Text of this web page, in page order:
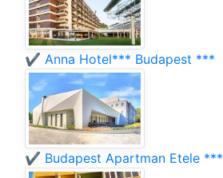
✔️ Anna Hotel*** Budapest ***
✔️ Budapest Apartman Etele ***